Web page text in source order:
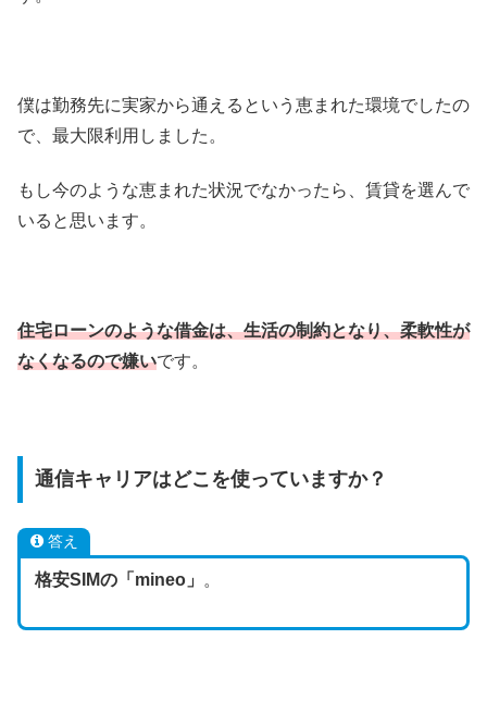
僕は勤務先に実家から通えるという恵まれた環境でしたの
で、最大限利用しました。
もし今のような恵まれた状況でなかったら、賃貸を選んで
いると思います。
住宅ローンのような借金は、生活の制約となり、柔軟性が
なくなるので嫌いです。
通信キャリアはどこを使っていますか？
答え
格安SIMの「mineo」 。